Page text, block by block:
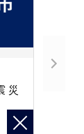
災